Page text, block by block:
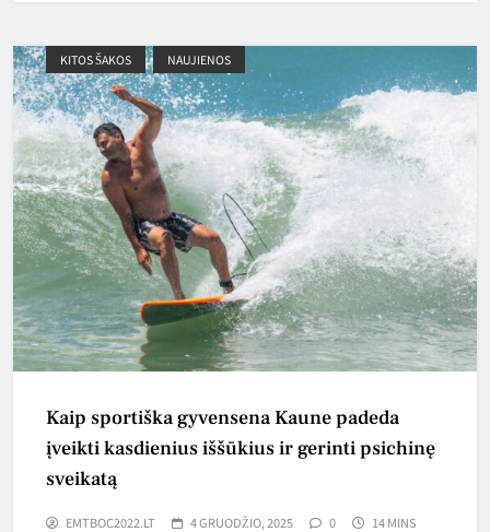
KITOS ŠAKOS NAUJIENOS
Kaip sportiška gyvensena Kaune padeda
įveikti kasdienius iššūkius ir gerinti psichinę
sveikatą
EMTBOC2022.LT 4 GRUODŽIO, 2025 0 14 MINS